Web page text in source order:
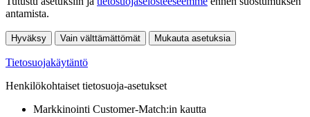
antamista.
Hyväksy Vain välttämättömät Mukauta asetuksia
Tietosuojakäytäntö
Henkilökohtaiset tietosuoja-asetukset
Markkinointi Customer-Match:in kautta